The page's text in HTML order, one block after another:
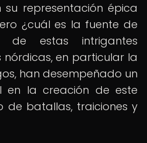
representación épica
¿cuál es la fuente de
de estas intrigantes
nórdicas, en particular la
han desempeñado un
en la creación de este
de batallas, traiciones y